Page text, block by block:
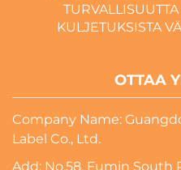
KULJETUKSISTA
OTTAA
Company Name:
Label Co., Ltd.
Add: No.58, Fumin South